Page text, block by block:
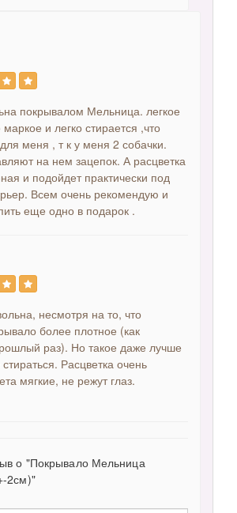
покрывалом Мельница. легкое
и легко стирается ,что
меня , т к у меня 2 собачки.
на нем зацепок. А расцветка
и подойдет практически под
Всем очень рекомендую и
еще одно в подарок .
несмотря на то, что
более плотное (как
раз). Но такое даже лучше
Расцветка очень
мягкие, не режут глаз.
о "Покрывало Мельница
2см)"